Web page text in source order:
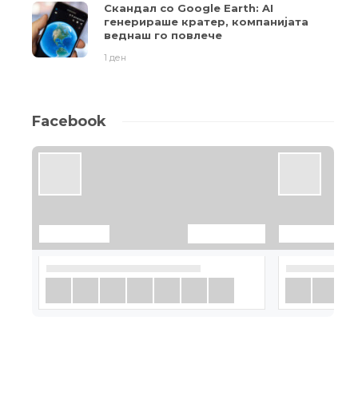
Скандал со Google Earth: AI
генерираше кратер, компанијата
веднаш го повлече
1 ден
Facebook